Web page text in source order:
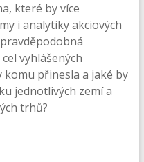
které by více
i analytiky akciových
vyhlášených
komu přinesla a jaké by
jednotlivých zemí a
trhů?